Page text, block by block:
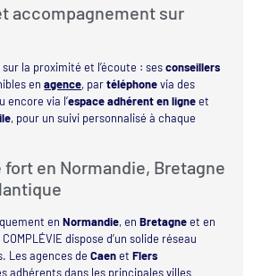
accompagnement sur
sur la proximité et l’écoute : sesconseillers
enagence, partéléphonevia des
encore via l’espace adhérent en ligneet
, pour un suivi personnalisé à chaque
fort en Normandie, Bretagne
enNormandie, enBretagneet en
COMPLÉVIE dispose d’un solide réseau
Les agences deCaenetFlers
adhérents dans les principales villes